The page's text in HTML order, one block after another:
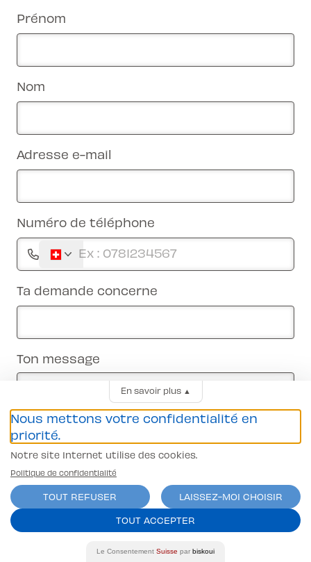
Prénom
Nom
Adresse e-mail
Numéro de téléphone
Ta demande concerne
Ton message
Envoyer mon message
En savoir plus▲
Nous mettons votre confidentialité en
priorité.
Notre site Internet utilise des cookies.
Politique de confidentialité
TOUT REFUSER
LAISSEZ-MOI CHOISIR
TOUT ACCEPTER
Le Consentement Suisse par biskoui